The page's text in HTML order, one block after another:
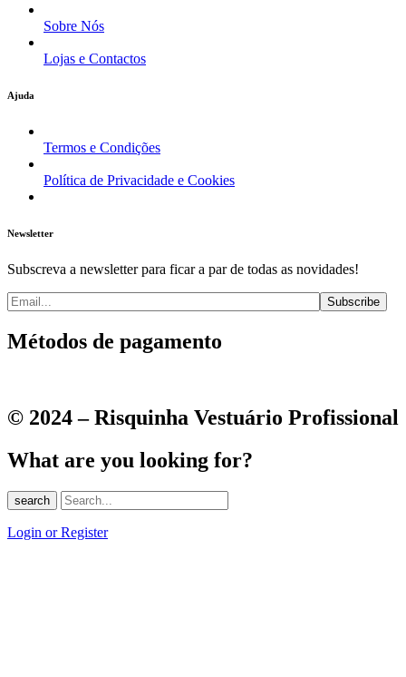
Sobre Nós
Lojas e Contactos
Ajuda
Termos e Condições
Política de Privacidade e Cookies
Newsletter
Subscreva a newsletter para ficar a par de todas as novidades!
Métodos de pagamento
© 2024 – Risquinha Vestuário Profissional
What are you looking for?
search
Login or Register